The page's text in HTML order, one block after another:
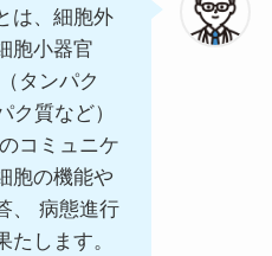
は、細胞外
胞小器官
タンパク
ク質など）
コミュニケ
胞の機能や
、 病態進行
たします。